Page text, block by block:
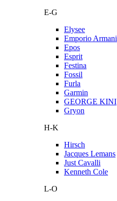
E-G
Elysee
Emporio Armani
Epos
Esprit
Festina
Fossil
Furla
Garmin
GEORGE KINI
Gryon
H-K
Hirsch
Jacques Lemans
Just Cavalli
Kenneth Cole
L-O